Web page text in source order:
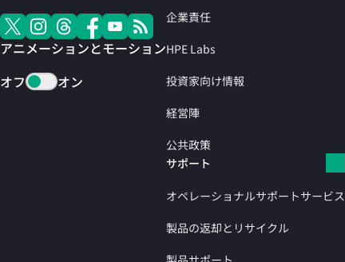
アニメーションとモーション
オフ
オン
企業責任
HPE Labs
投資家向け情報
経営陣
公共政策
サポート
オペレーショナルサポートサービス
製品の返却とリサイクル